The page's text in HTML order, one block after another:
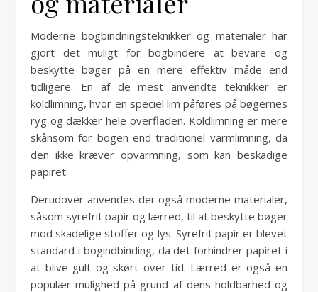
Moderne bogbindningsteknikker og materialer har
gjort det muligt for bogbindere at bevare og
beskytte bøger på en mere effektiv måde end
tidligere. En af de mest anvendte teknikker er
koldlimning, hvor en speciel lim påføres på bøgernes
ryg og dækker hele overfladen. Koldlimning er mere
skånsom for bogen end traditionel varmlimning, da
den ikke kræver opvarmning, som kan beskadige
papiret.
Derudover anvendes der også moderne materialer,
såsom syrefrit papir og lærred, til at beskytte bøger
mod skadelige stoffer og lys. Syrefrit papir er blevet
standard i bogindbinding, da det forhindrer papiret i
at blive gult og skørt over tid. Lærred er også en
populær mulighed på grund af dens holdbarhed og